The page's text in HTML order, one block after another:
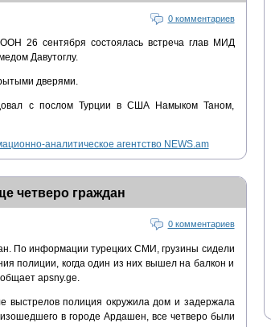
0 комментариев
26 сентября состоялась встреча глав МИД
Давутоглу.
дверями.
с послом Турции в США Намыком Таном,
аналитическое агентство NEWS.am
четверо граждан
0 комментариев
По информации турецких СМИ, грузины сидели
полиции, когда один из них вышел на балкон и
apsny.ge.
выстрелов полиция окружила дом и задержала
в городе Ардашен, все четверо были